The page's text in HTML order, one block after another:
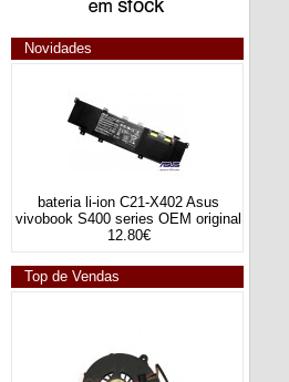
Novidades
bateria li-ion C21-X402 Asus
vivobook S400 series OEM original
12.80€
Top de Vendas